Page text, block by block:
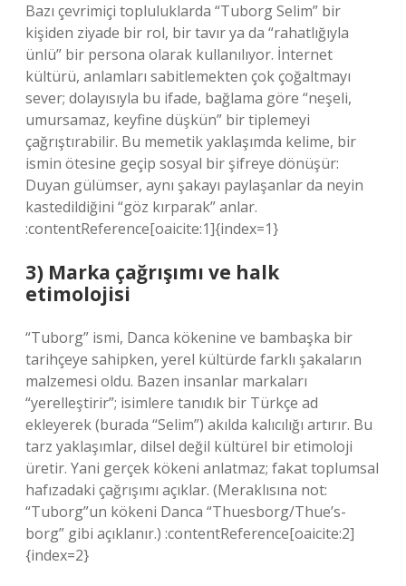
Bazı çevrimiçi topluluklarda “Tuborg Selim” bir
kişiden ziyade bir rol, bir tavır ya da “rahatlığıyla
ünlü” bir persona olarak kullanılıyor. İnternet
kültürü, anlamları sabitlemekten çok çoğaltmayı
sever; dolayısıyla bu ifade, bağlama göre “neşeli,
umursamaz, keyfine düşkün” bir tiplemeyi
çağrıştırabilir. Bu memetik yaklaşımda kelime, bir
ismin ötesine geçip sosyal bir şifreye dönüşür:
Duyan gülümser, aynı şakayı paylaşanlar da neyin
kastedildiğini “göz kırparak” anlar.
:contentReference[oaicite:1]{index=1}
3) Marka çağrışımı ve halk
etimolojisi
“Tuborg” ismi, Danca kökenine ve bambaşka bir
tarihçeye sahipken, yerel kültürde farklı şakaların
malzemesi oldu. Bazen insanlar markaları
“yerelleştirir”; isimlere tanıdık bir Türkçe ad
ekleyerek (burada “Selim”) akılda kalıcılığı artırır. Bu
tarz yaklaşımlar, dilsel değil kültürel bir etimoloji
üretir. Yani gerçek kökeni anlatmaz; fakat toplumsal
hafızadaki çağrışımı açıklar. (Meraklısına not:
“Tuborg”un kökeni Danca “Thuesborg/Thue’s-
borg” gibi açıklanır.) :contentReference[oaicite:2]
{index=2}